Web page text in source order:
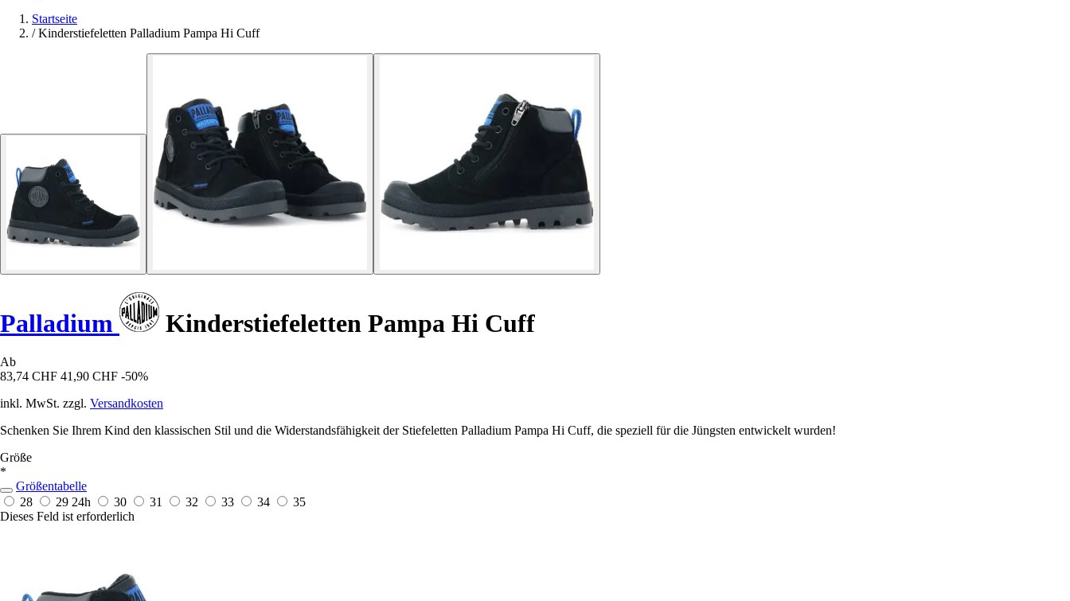
Startseite
/ Kinderstiefeletten Palladium Pampa Hi Cuff
Palladium Kinderstiefeletten Pampa Hi Cuff
Ab
83,74 CHF 41,90 CHF -50%
inkl. MwSt. zzgl. Versandkosten
Schenken Sie Ihrem Kind den klassischen Stil und die Widerstandsfähigkeit der Stiefeletten Palladium Pampa Hi Cuff, die speziell für die Jüngsten entwickelt wurden!
Größe
*
Größentabelle
28
29 24h 30 31 32 33 34
35
Dieses Feld ist erforderlich